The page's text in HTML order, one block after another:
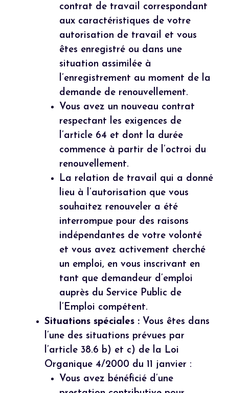
contrat de travail correspondant
aux caractéristiques de votre
autorisation de travail et vous
êtes enregistré ou dans une
situation assimilée à
l’enregistrement au moment de la
demande de renouvellement.
Vous avez un nouveau contrat
respectant les exigences de
l’article 64 et dont la durée
commence à partir de l’octroi du
renouvellement.
La relation de travail qui a donné
lieu à l’autorisation que vous
souhaitez renouveler a été
interrompue pour des raisons
indépendantes de votre volonté
et vous avez activement cherché
un emploi, en vous inscrivant en
tant que demandeur d’emploi
auprès du Service Public de
l’Emploi compétent.
Situations spéciales : Vous êtes dans
l’une des situations prévues par
l’article 38.6 b) et c) de la Loi
Organique 4/2000 du 11 janvier :
Vous avez bénéficié d’une